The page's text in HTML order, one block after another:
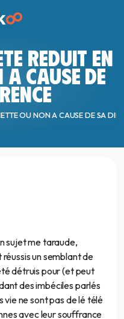
REDUIT EN
CAUSE DE
OU NON A CAUSE DE SA
sujet me taraude,
un semblant de
détruis pour (et peut
des imbéciles parlés
ne sont pas de lé télé
avec leur souffrance